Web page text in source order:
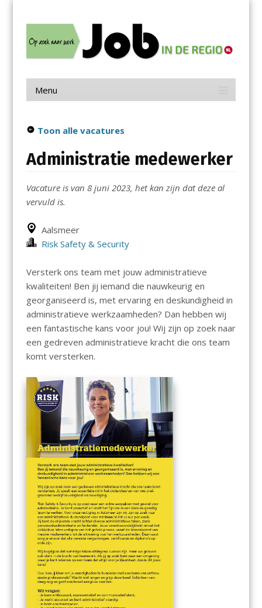
contentJob in de Regio
Menu
Toon alle vacatures
Administratie medewerker
Vacature is van 8 juni 2023, het kan zijn dat deze al
vervuld is.
Aalsmeer
Risk Safety & Security
Versterk ons team met jouw administratieve
kwaliteiten! Ben jij iemand die nauwkeurig en
georganiseerd is, met ervaring en deskundigheid in
administratieve werkzaamheden? Dan hebben wij
een fantastische kans voor jou! Wij zijn op zoek naar
een gedreven administratieve kracht die ons team
komt versterken.